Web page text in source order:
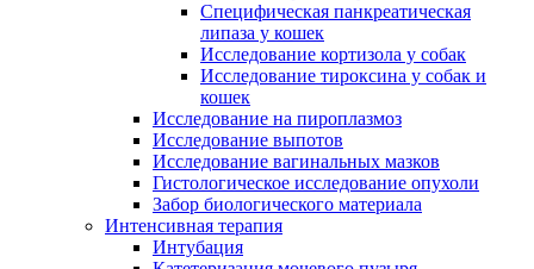
Специфическая панкреатическая
липаза у кошек
Исследование кортизола у собак
Исследование тироксина у собак и
кошек
Исследование на пироплазмоз
Исследование выпотов
Исследование вагинальных мазков
Гистологическое исследование опухоли
Забор биологического материала
Интенсивная терапия
Интубация